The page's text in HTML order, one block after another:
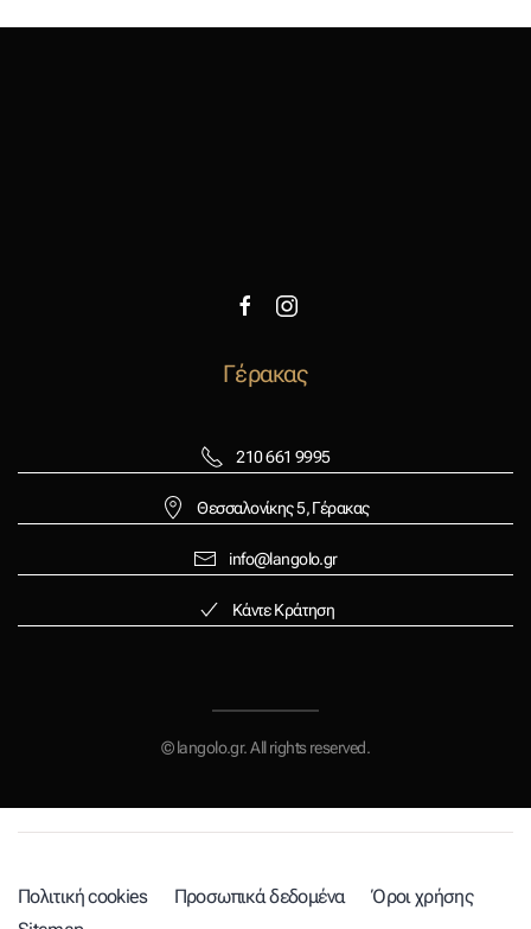
Γέρακας
210 661 9995
Θεσσαλονίκης 5, Γέρακας
info@langolo.gr
Κάντε Κράτηση
© langolo.gr. All rights reserved.
Πολιτική cookies Προσωπικά δεδομένα
Όροι χρήσης